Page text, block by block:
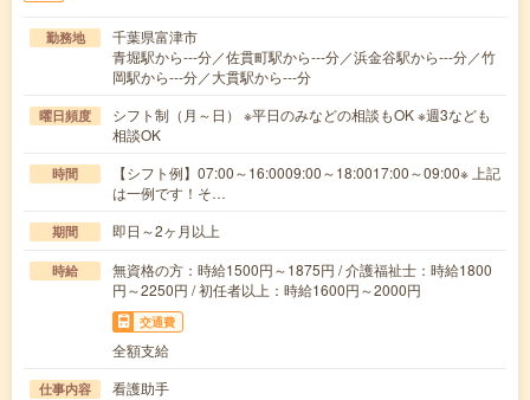
勤務地
千葉県富津市
青堀駅から---分／佐貫町駅から---分／浜金谷駅から---分／竹
岡駅から---分／大貫駅から---分
曜日頻度
シフト制（月～日） ※平日のみなどの相談もOK ※週3なども
相談OK
時間
【シフト例】07:00～16:0009:00～18:0017:00～09:00※ 上記
は一例です！そ…
期間 即日～2ヶ月以上
時給
無資格の方：時給1500円～1875円 / 介護福祉士：時給1800
円～2250円 / 初任者以上：時給1600円～2000円
交通費
全額支給
仕事内容
看護助手